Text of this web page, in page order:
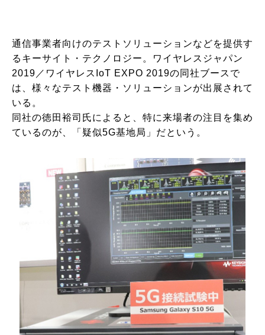
通信事業者向けのテストソリューションなどを提供す
るキーサイト・テクノロジー。ワイヤレスジャパン
2019／ワイヤレスIoT EXPO 2019の同社ブースで
は、様々なテスト機器・ソリューションが出展されて
いる。
同社の徳田裕司氏によると、特に来場者の注目を集め
ているのが、「疑似5G基地局」だという。